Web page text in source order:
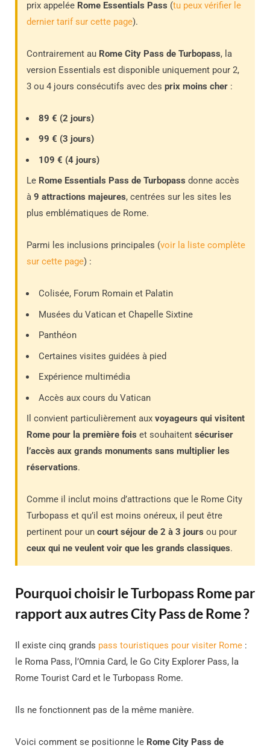
prix appelée Rome Essentials Pass (tu peux vérifier le
dernier tarif sur cette page).
Contrairement au Rome City Pass de Turbopass, la
version Essentials est disponible uniquement pour 2,
3 ou 4 jours consécutifs avec des prix moins cher :
89 € (2 jours)
99 € (3 jours)
109 € (4 jours)
Le Rome Essentials Pass de Turbopass donne accès
à 9 attractions majeures, centrées sur les sites les
plus emblématiques de Rome.
Parmi les inclusions principales (voir la liste complète
sur cette page) :
Colisée, Forum Romain et Palatin
Musées du Vatican et Chapelle Sixtine
Panthéon
Certaines visites guidées à pied
Expérience multimédia
Accès aux cours du Vatican
Il convient particulièrement aux voyageurs qui visitent
Rome pour la première fois et souhaitent sécuriser
l’accès aux grands monuments sans multiplier les
réservations.
Comme il inclut moins d’attractions que le Rome City
Turbopass et qu’il est moins onéreux, il peut être
pertinent pour un court séjour de 2 à 3 jours ou pour
ceux qui ne veulent voir que les grands classiques.
Pourquoi choisir le Turbopass Rome par
rapport aux autres City Pass de Rome ?
Il existe cinq grands pass touristiques pour visiter Rome :
le Roma Pass, l’Omnia Card, le Go City Explorer Pass, la
Rome Tourist Card et le Turbopass Rome.
Ils ne fonctionnent pas de la même manière.
Voici comment se positionne le Rome City Pass de